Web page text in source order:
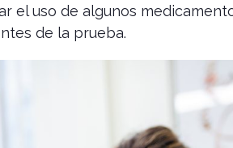
el uso de algunos
de la prueba.